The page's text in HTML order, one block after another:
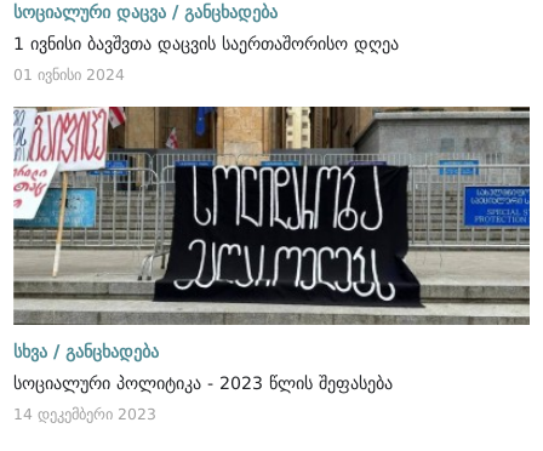
სოციალური დაცვა / განცხადება
1 ივნისი ბავშვთა დაცვის საერთაშორისო დღეა
01 ივნისი 2024
სხვა / განცხადება
სოციალური პოლიტიკა - 2023 წლის შეფასება
14 დეკემბერი 2023